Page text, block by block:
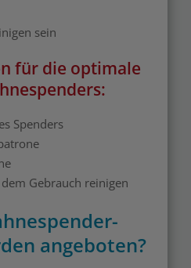
sein
für die optimale
Spenders
Gebrauch reinigen
angeboten?